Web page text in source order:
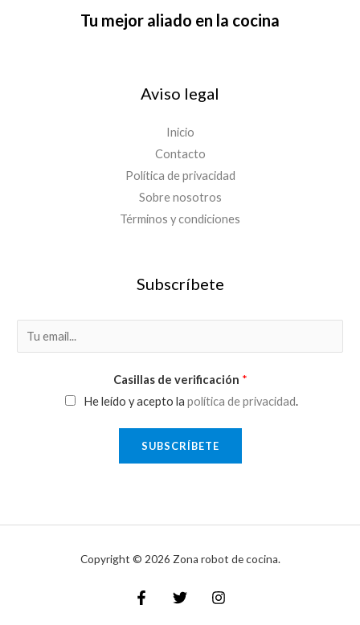
Tu mejor aliado en la cocina
Aviso legal
Inicio
Contacto
Política de privacidad
Sobre nosotros
Términos y condiciones
Subscríbete
m
Casillas de verificación *
He leído y acepto la política de privacidad.
SUBSCRÍBETE
Copyright © 2026 Zona robot de cocina.